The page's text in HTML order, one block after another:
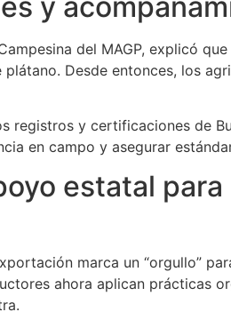
del MAGP, explicó
Desde entonces, los
registros y certificaciones de
en campo y asegurar
estatal
marca un “orgullo”
ahora aplican prácticas